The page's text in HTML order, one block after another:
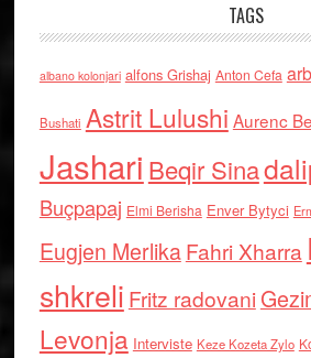
TAGS
albano kolonjari alfons Grishaj Anton Cefa
Bushati Astrit Lulushi Aurenc
Jashari Beqir Sina
Buçpapaj Elmi Berisha Enver Bytyci
Eugjen MerlikaFahri Xharra
shkreli Fritz radovani
Levonja Interviste Keze Kozeta Zylo